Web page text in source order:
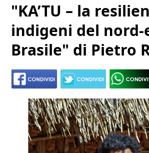
"KA’TU – la
indigeni del nord-
Brasile" di Pietro